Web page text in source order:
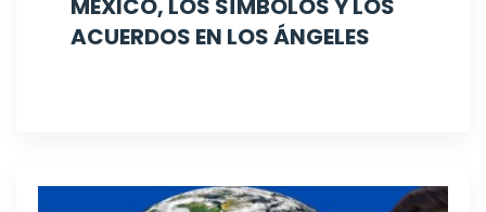
MÉXICO, LOS SÍMBOLOS Y LOS
ACUERDOS EN LOS ÁNGELES